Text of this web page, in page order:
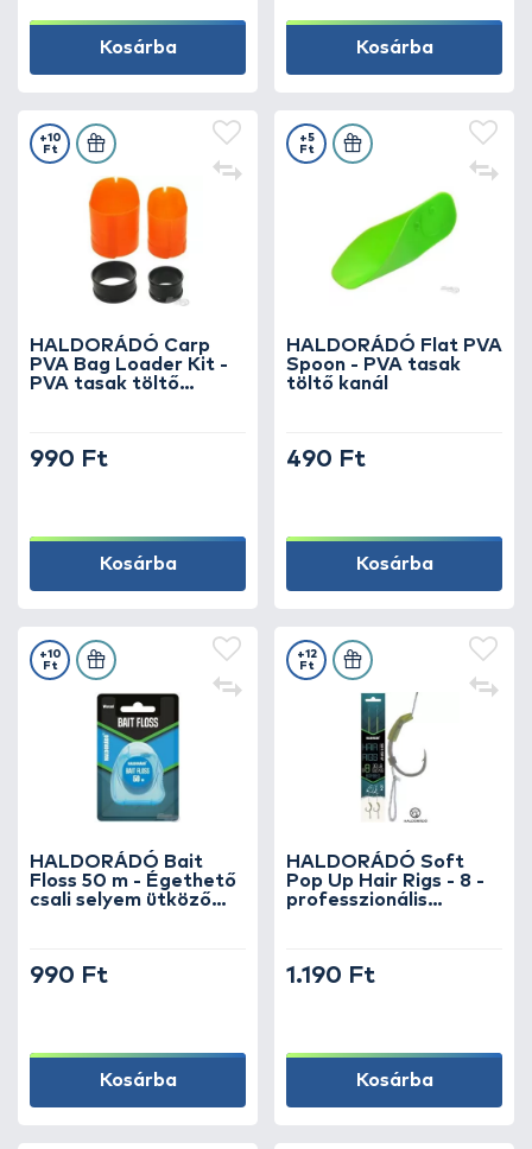
Kosárba Kosárba
HALDORÁDÓ Carp
PVA Bag Loader Kit -
PVA tasak töltő
+10
Ft
990 Ft
Kosárba
HALDORÁDÓ Flat PVA
Spoon - PVA tasak
töltő kanál
+5
Ft
490 Ft
Kosárba
HALDORÁDÓ Bait
Floss 50 m - Égethető
csali selyem ütköző
+10
Ft
990 Ft
Kosárba
HALDORÁDÓ Soft
Pop Up Hair Rigs - 8 -
professzionális
+12
Ft
1.190 Ft
Kosárba